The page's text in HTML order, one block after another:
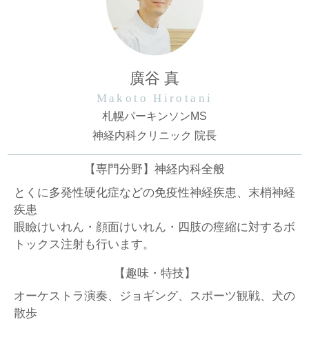
廣谷 真
Makoto Hirotani
札幌パーキンソンMS
神経内科クリニック 院長
【専門分野】神経内科全般
とくに多発性硬化症などの免疫性神経疾患、末梢神経
疾患
眼瞼けいれん・顔面けいれん・四肢の痙縮に対するボ
トックス注射も行います。
【趣味・特技】
オーケストラ演奏、ジョギング、スポーツ観戦、犬の
散歩